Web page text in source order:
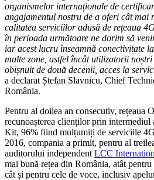
organismelor internaționale de
angajamentul nostru de a oferi cât mai
calitatea serviciilor adusă de rețeaua
în perioada următoare ne dorim să
iar acest lucru înseamnă conectivitate
multe zone, astfel încât utilizatorii
obișnuit de două decenii, acces la
a declarat Ștefan Slavnicu, Chief
România.
Pentru al doilea an consecutiv, rețeaua
recunoașterea clienților prin
Kit, 96% fiind mulțumiți de serviciile
2016, compania a primit, pentru al
auditorului independent LCC
mai bună rețea din România, atât
cât și pentru cele de voce, inclusiv